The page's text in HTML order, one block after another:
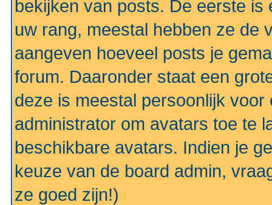
bekijken van posts. De eerste
uw rang, meestal hebben ze de
aangeven hoeveel posts je
forum. Daaronder staat een
deze is meestal persoonlijk
administrator om avatars toe te
beschikbare avatars. Indien je
keuze van de board admin,
ze goed zijn!)